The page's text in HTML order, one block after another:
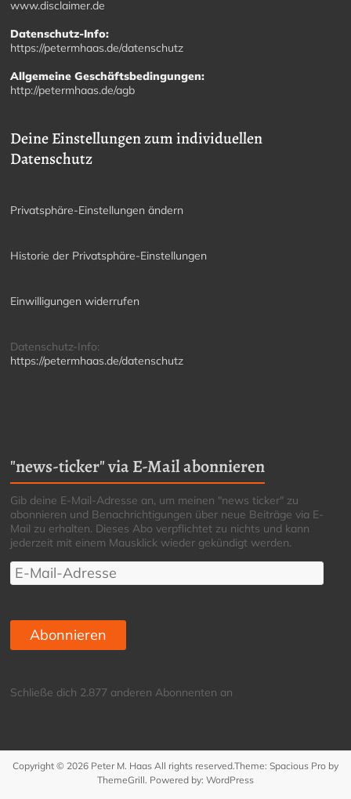
www.disclaimer.de
Datenschutz-Info:
https://petermhaas.de/datenschutz
Allgemeine Geschäftsbedingungen:
http://petermhaas.de/agb
Deine Einstellungen zum individuellen
Datenschutz
Privatsphäre-Einstellungen ändern
Historie der Privatsphäre-Einstellungen
Einwilligungen widerrufen
Datenschutz-Info:
https://petermhaas.de/datenschutz
"news-ticker" via E-Mail abonnieren
Gib deine E-Mail-Adresse an, um meinen "news ticker" zu
abonnieren und Benachrichtigungen über neue Beiträge via E-
Mail zu erhalten. Dieses Abo verpflichtet zu nichts und kann
jederzeit mit einem Mausklick wieder gekündigt werden.
E-
Mail-
Abonnieren
Schließe dich 2.877 anderen Abonnenten an
Copyright © 2026 Peter M. HaasAll rights reserved.Theme: Spacious Proby
ThemeGrill. Powered by: WordPress